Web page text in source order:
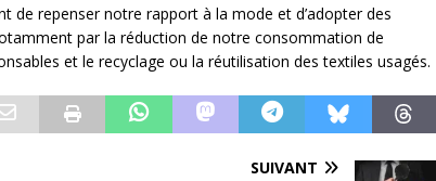
de repenser notre rapport à la mode et d’adopter des
par la réduction de notre consommation de
et le recyclage ou la réutilisation des textiles usagés.
SUIVANT